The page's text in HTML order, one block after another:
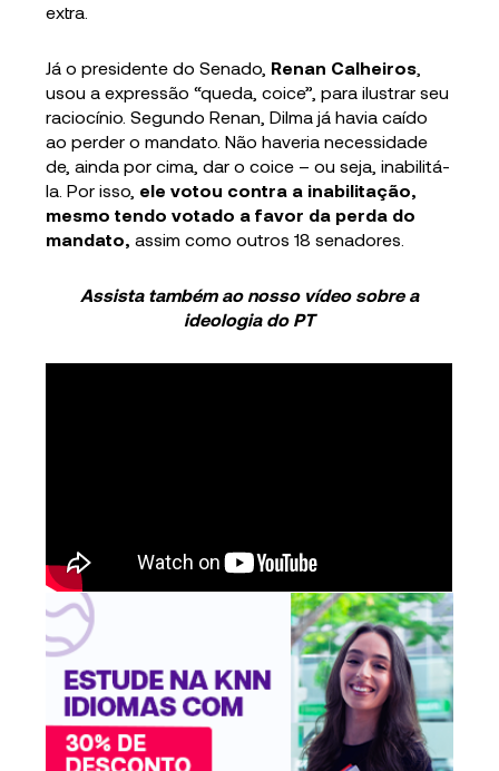
extra.
Já o presidente do Senado, Renan Calheiros
usou a expressão “queda, coice”, para ilustrar seu
raciocínio. Segundo Renan, Dilma já havia caído
ao perder o mandato. Não haveria necessidade
de, ainda por cima, dar o coice – ou seja, inabilitá-
la. Por isso, ele votou contra a inabilitação,
mesmo tendo votado a favor da perda do
mandato,assim como outros 18 senadores.
Assista também ao nosso vídeo sobre a
ideologia do PT